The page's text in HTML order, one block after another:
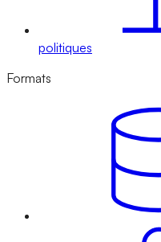
politiques
Formats